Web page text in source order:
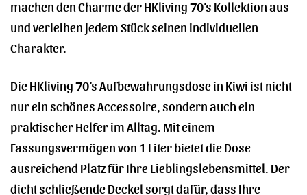
machen den Charme der HKliving 70’s Kollektion aus
und verleihen jedem Stück seinen individuellen
Charakter.
Die HKliving 70’s Aufbewahrungsdose in Kiwi ist nicht
nur ein schönes Accessoire, sondern auch ein
praktischer Helfer im Alltag. Mit einem
Fassungsvermögen von 1 Liter bietet die Dose
ausreichend Platz für Ihre Lieblingslebensmittel. Der
dicht schließende Deckel sorgt dafür, dass Ihre